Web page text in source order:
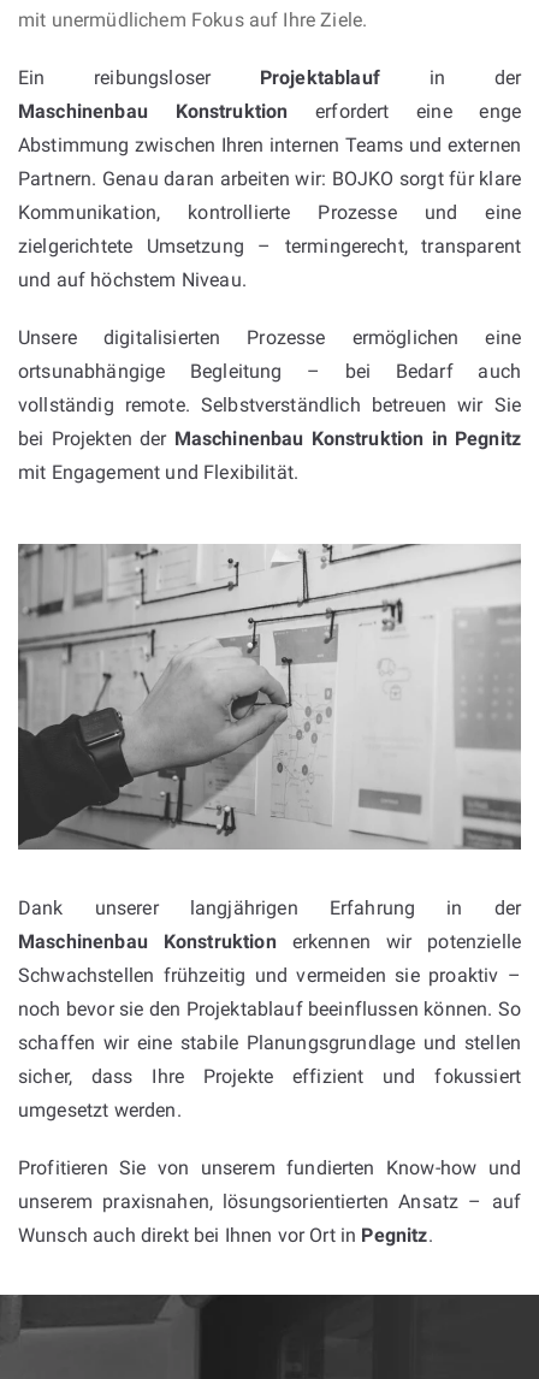
mit unermüdlichem Fokus auf Ihre Ziele.
Ein reibungsloser Projektablaufin der
Maschinenbau Konstruktion erfordert eine enge
Abstimmung zwischen Ihren internen Teams und externen
Partnern. Genau daran arbeiten wir: BOJKO sorgt für klare
Kommunikation, kontrollierte Prozesse und eine
zielgerichtete Umsetzung – termingerecht, transparent
und auf höchstem Niveau.
Unsere digitalisierten Prozesse ermöglichen eine
ortsunabhängige Begleitung – bei Bedarf auch
vollständig remote. Selbstverständlich betreuen wir Sie
bei Projekten der Maschinenbau Konstruktion in Pegnitz
mit Engagement und Flexibilität.
Dank unserer langjährigen Erfahrung in der
Maschinenbau Konstruktionerkennen wir potenzielle
Schwachstellen frühzeitig und vermeiden sie proaktiv –
noch bevor sie den Projektablauf beeinflussen können. So
schaffen wir eine stabile Planungsgrundlage und stellen
sicher, dass Ihre Projekte effizient und fokussiert
umgesetzt werden.
Profitieren Sie von unserem fundierten Know-how und
unserem praxisnahen, lösungsorientierten Ansatz – auf
Wunsch auch direkt bei Ihnen vor Ort in Pegnitz.